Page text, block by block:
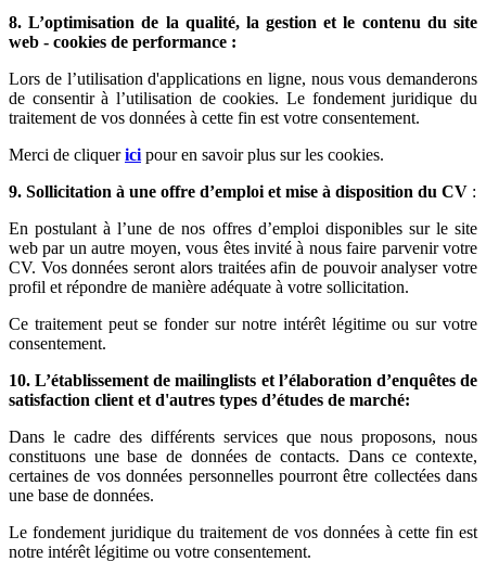
8. L’optimisation de la qualité, la gestion et le contenu du site
web - cookies de performance :
Lors de l’utilisation d'applications en ligne, nous vous demanderons
de consentir à l’utilisation de cookies. Le fondement juridique du
traitement de vos données à cette fin est votre consentement.
Merci de cliquerici pour en savoir plus sur les cookies.
9. Sollicitation à une offre d’emploi et mise à disposition du CV :
En postulant à l’une de nos offres d’emploi disponibles sur le site
web par un autre moyen, vous êtes invité à nous faire parvenir votre
CV. Vos données seront alors traitées afin de pouvoir analyser votre
profil et répondre de manière adéquate à votre sollicitation.
Ce traitement peut se fonder sur notre intérêt légitime ou sur votre
consentement.
10.L’établissement de mailinglists et l’élaboration d’enquêtes de
satisfaction client et d'autres types d’études de marché:
Dans le cadre des différents services que nous proposons, nous
constituons une base de données de contacts. Dans ce contexte,
certaines de vos données personnelles pourront être collectées dans
une base de données.
Le fondement juridique du traitement de vos données à cette fin est
notre intérêt légitime ou votre consentement.